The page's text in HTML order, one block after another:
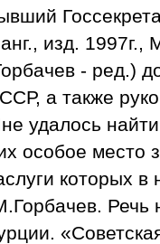
изд. 1997г.,
- ред.)
а также
удалось
особое место
которых
Речь